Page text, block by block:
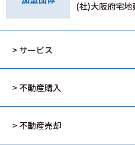
(社)大阪府宅
> サービス
> 不動産購入
> 不動産売却